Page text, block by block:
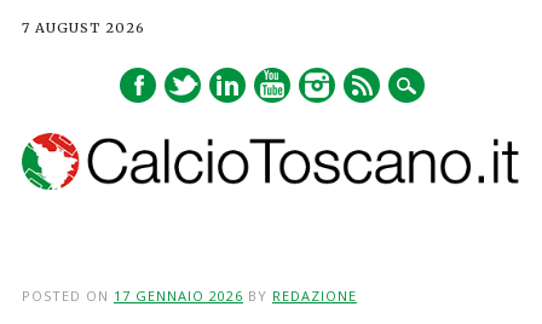
7 AUGUST 2026
POSTED ON 17 GENNAIO 2026 BY REDAZIONE